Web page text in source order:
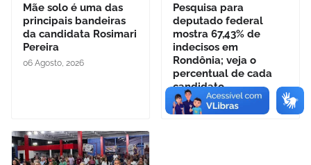
Mãe solo é uma das
principais bandeiras
da candidata Rosimari
Pereira
06 Agosto, 2026
Pesquisa para
deputado federal
mostra 67,43% de
indecisos em
Rondônia; veja o
percentual de cada
candidato
06 Agosto, 2026